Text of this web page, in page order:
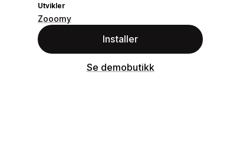
Utvikler
Zooomy
Installer
Se demobutikk